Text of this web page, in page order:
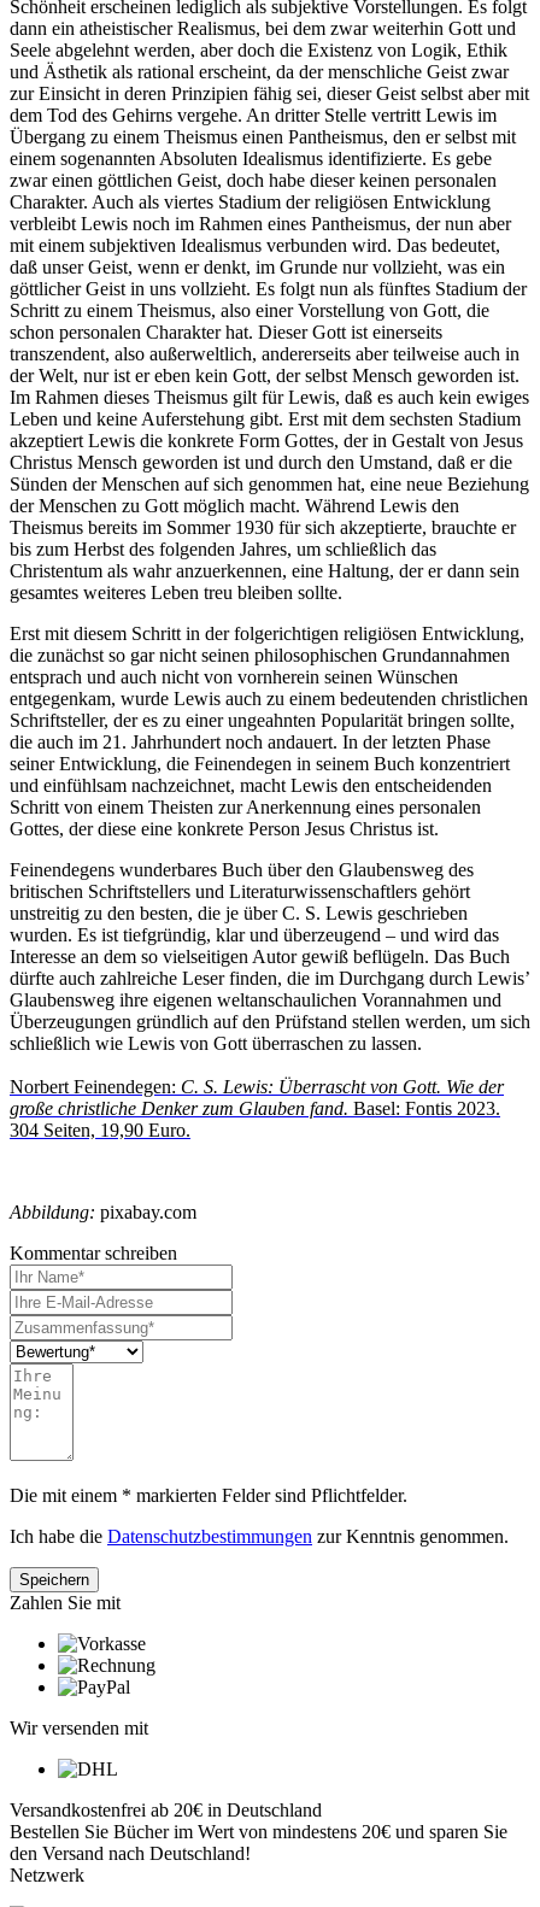
Schönheit erscheinen lediglich als subjektive Vorstellungen. Es folgt
dann ein atheistischer Realismus, bei dem zwar weiterhin Gott und
Seele abgelehnt werden, aber doch die Existenz von Logik, Ethik
und Ästhetik als rational erscheint, da der menschliche Geist zwar
zur Einsicht in deren Prinzipien fähig sei, dieser Geist selbst aber mit
dem Tod des Gehirns vergehe. An dritter Stelle vertritt Lewis im
Übergang zu einem Theismus einen Pantheismus, den er selbst mit
einem sogenannten Absoluten Idealismus identifizierte. Es gebe
zwar einen göttlichen Geist, doch habe dieser keinen personalen
Charakter. Auch als viertes Stadium der religiösen Entwicklung
verbleibt Lewis noch im Rahmen eines Pantheismus, der nun aber
mit einem subjektiven Idealismus verbunden wird. Das bedeutet,
daß unser Geist, wenn er denkt, im Grunde nur vollzieht, was ein
göttlicher Geist in uns vollzieht. Es folgt nun als fünftes Stadium der
Schritt zu einem Theismus, also einer Vorstellung von Gott, die
schon personalen Charakter hat. Dieser Gott ist einerseits
transzendent, also außerweltlich, andererseits aber teilweise auch in
der Welt, nur ist er eben kein Gott, der selbst Mensch geworden ist.
Im Rahmen dieses Theismus gilt für Lewis, daß es auch kein ewiges
Leben und keine Auferstehung gibt. Erst mit dem sechsten Stadium
akzeptiert Lewis die konkrete Form Gottes, der in Gestalt von Jesus
Christus Mensch geworden ist und durch den Umstand, daß er die
Sünden der Menschen auf sich genommen hat, eine neue Beziehung
der Menschen zu Gott möglich macht. Während Lewis den
Theismus bereits im Sommer 1930 für sich akzeptierte, brauchte er
bis zum Herbst des folgenden Jahres, um schließlich das
Christentum als wahr anzuerkennen, eine Haltung, der er dann sein
gesamtes weiteres Leben treu bleiben sollte.
Erst mit diesem Schritt in der folgerichtigen religiösen Entwicklung,
die zunächst so gar nicht seinen philosophischen Grundannahmen
entsprach und auch nicht von vornherein seinen Wünschen
entgegenkam, wurde Lewis auch zu einem bedeutenden christlichen
Schriftsteller, der es zu einer ungeahnten Popularität bringen sollte,
die auch im 21. Jahrhundert noch andauert. In der letzten Phase
seiner Entwicklung, die Feinendegen in seinem Buch konzentriert
und einfühlsam nachzeichnet, macht Lewis den entscheidenden
Schritt von einem Theisten zur Anerkennung eines personalen
Gottes, der diese eine konkrete Person Jesus Christus ist.
Feinendegens wunderbares Buch über den Glaubensweg des
britischen Schriftstellers und Literaturwissenschaftlers gehört
unstreitig zu den besten, die je über C. S. Lewis geschrieben
wurden. Es ist tiefgründig, klar und überzeugend – und wird das
Interesse an dem so vielseitigen Autor gewiß beflügeln. Das Buch
dürfte auch zahlreiche Leser finden, die im Durchgang durch Lewis’
Glaubensweg ihre eigenen weltanschaulichen Vorannahmen und
Überzeugungen gründlich auf den Prüfstand stellen werden, um sich
schließlich wie Lewis von Gott überraschen zu lassen.
Norbert Feinendegen: C. S. Lewis: Überrascht von Gott. Wie der
große christliche Denker zum Glauben fand. Basel: Fontis 2023.
304 Seiten, 19,90 Euro.
Abbildung: pixabay.com
Kommentar schreiben
Die mit einem * markierten Felder sind Pflichtfelder.
Ich habe die Datenschutzbestimmungen zur Kenntnis genommen.
Zahlen Sie mit
Wir versenden mit
Versandkostenfrei ab 20€ in Deutschland
Bestellen Sie Bücher im Wert von mindestens 20€ und sparen Sie
den Versand nach Deutschland!
Netzwerk